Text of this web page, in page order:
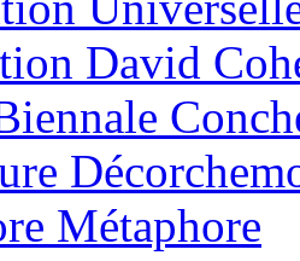
David
Métaphore